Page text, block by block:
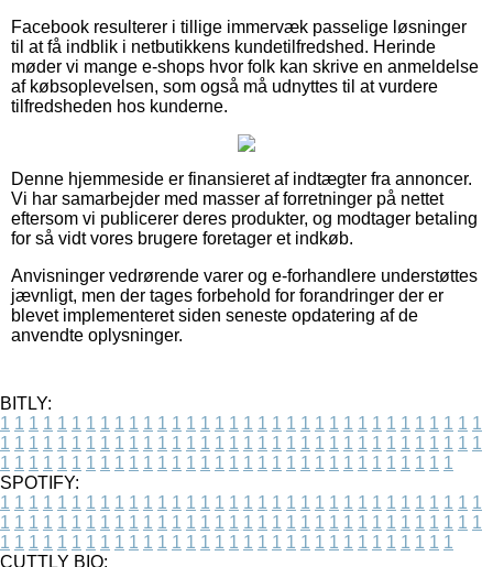
Facebook resulterer i tillige immervæk passelige løsninger
til at få indblik i netbutikkens kundetilfredshed. Herinde
møder vi mange e-shops hvor folk kan skrive en anmeldelse
af købsoplevelsen, som også må udnyttes til at vurdere
tilfredsheden hos kunderne.
Denne hjemmeside er finansieret af indtægter fra annoncer.
Vi har samarbejder med masser af forretninger på nettet
eftersom vi publicerer deres produkter, og modtager betaling
for så vidt vores brugere foretager et indkøb.
Anvisninger vedrørende varer og e-forhandlere understøttes
jævnligt, men der tages forbehold for forandringer der er
blevet implementeret siden seneste opdatering af de
anvendte oplysninger.
BITLY:
1 1 1 1 1 1 1 1 1 1 1 1 1 1 1 1 1 1 1 1 1 1 1 1 1 1 1 1 1 1 1 1 1 1
1 1 1 1 1 1 1 1 1 1 1 1 1 1 1 1 1 1 1 1 1 1 1 1 1 1 1 1 1 1 1 1 1 1
1 1 1 1 1 1 1 1 1 1 1 1 1 1 1 1 1 1 1 1 1 1 1 1 1 1 1 1 1 1 1 1
SPOTIFY:
1 1 1 1 1 1 1 1 1 1 1 1 1 1 1 1 1 1 1 1 1 1 1 1 1 1 1 1 1 1 1 1 1 1
1 1 1 1 1 1 1 1 1 1 1 1 1 1 1 1 1 1 1 1 1 1 1 1 1 1 1 1 1 1 1 1 1 1
1 1 1 1 1 1 1 1 1 1 1 1 1 1 1 1 1 1 1 1 1 1 1 1 1 1 1 1 1 1 1 1
CUTTLY BIO: